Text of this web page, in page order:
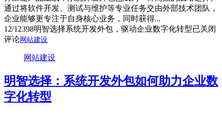
通过将软件开发、测试与维护等专业任务交由外部技术团队，
企业能够更专注于自身核心业务，同时获得...
12/12398明智选择系统开发外包，驱动企业数字化转型已关闭
评论网站建设
网站建设
明智选择：系统开发外包如何助力企业数
字化转型